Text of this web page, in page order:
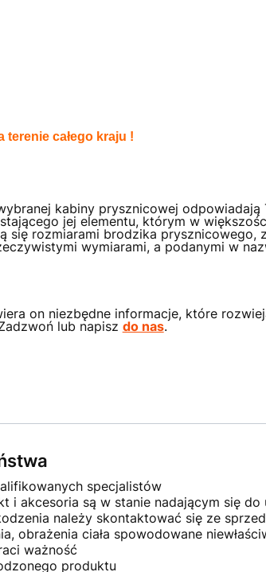
terenie całego kraju !
kabiny prysznicowej
jej elementu, którym w
się rozmiarami brodzika prysznicowego,
wymiarami, a podanymi w
on niezbędne informacje, które
lub napisz do nas.
specjalistów
i akcesoria są w stanie nadającym się do
należy skontaktować się ze
obrażenia ciała spowodowane
ważność
produktu